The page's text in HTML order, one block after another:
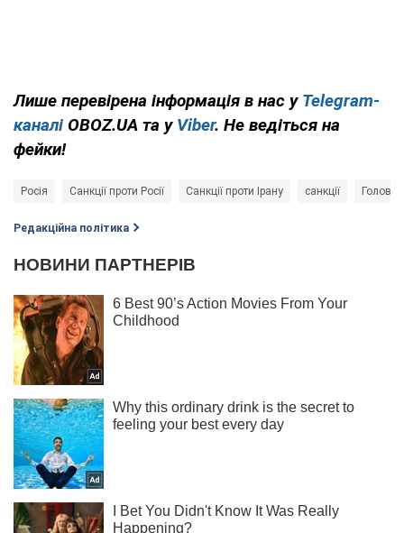
Лише перевірена інформація в нас у Telegram-
каналі OBOZ.UA та у Viber. Не ведіться на
фейки!
Росія Санкції проти Росії Санкції проти Ірану санкції
Редакційна політика